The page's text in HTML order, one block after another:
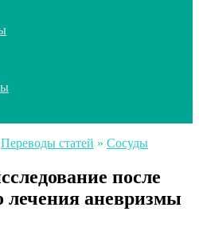
Переводы статей » Сосуды
после
лечения аневризмы